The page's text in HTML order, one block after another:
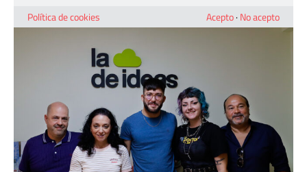
18 abril, 2024
Política de cookies
Acepto· No acepto